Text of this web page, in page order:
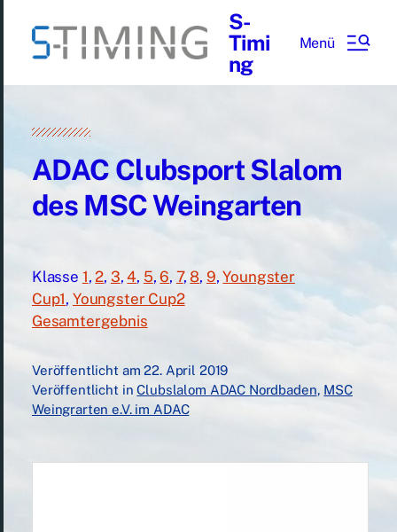
S-
Timi
ng
Menü
ADAC Clubsport Slalom
des MSC Weingarten
Klasse 1, 2, 3,4, 5,6, 7,8, 9,Youngster
Cup1, Youngster Cup2
Gesamtergebnis
Veröffentlicht am22. April 2019
Veröffentlicht inClubslalom ADAC Nordbaden, MSC
Weingrarten e.V. im ADAC